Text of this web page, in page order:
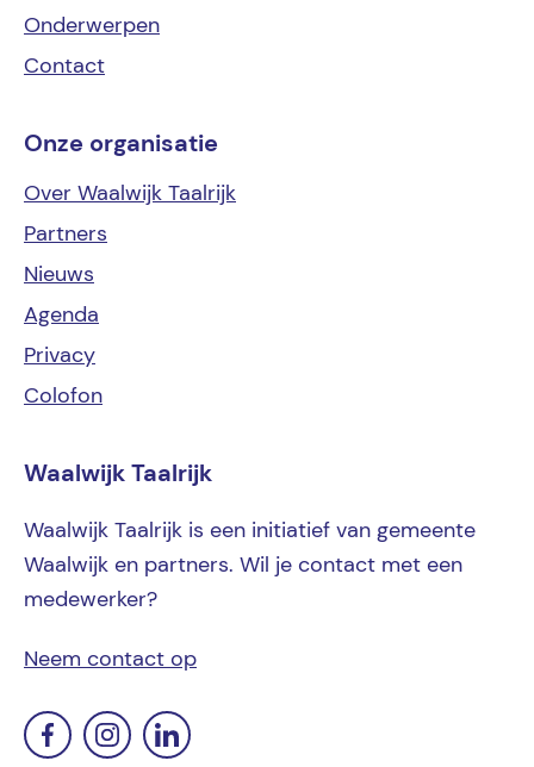
Onderwerpen
Contact
Onze organisatie
Over Waalwijk Taalrijk
Partners
Nieuws
Agenda
Privacy
Colofon
Waalwijk Taalrijk
Waalwijk Taalrijk is een initiatief van gemeente
Waalwijk en partners. Wil je contact met een
medewerker?
Neem contact op